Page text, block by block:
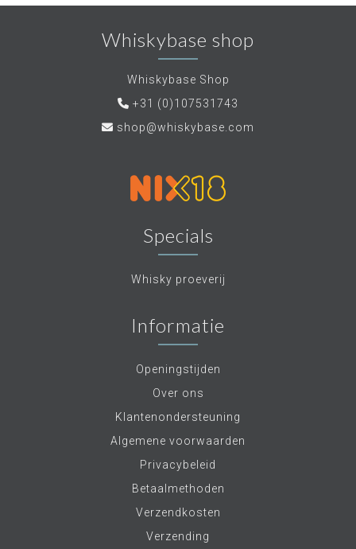
Whiskybase shop
Whiskybase Shop
+31 (0)107531743
shop@whiskybase.com
Specials
Whisky proeverij
Informatie
Openingstijden
Over ons
Klantenondersteuning
Algemene voorwaarden
Privacybeleid
Betaalmethoden
Verzendkosten
Verzending